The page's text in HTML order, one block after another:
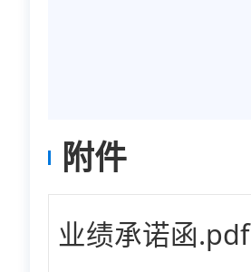
附件
业绩承诺函.pdf